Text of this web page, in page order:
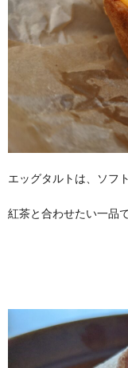
エッグタルトは、ソフ
紅茶と合わせたい一品